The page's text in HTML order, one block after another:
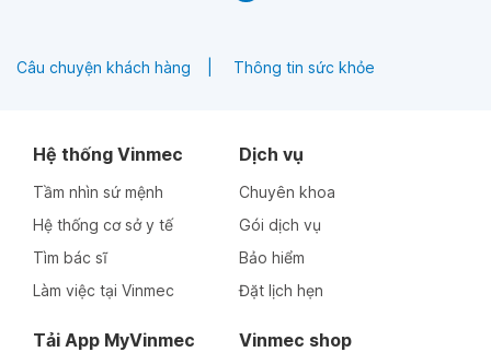
Câu chuyện khách hàng Thông tin sức khỏe
Hệ thống Vinmec
Tầm nhìn sứ mệnh
Hệ thống cơ sở y tế
Tìm bác sĩ
Làm việc tại Vinmec
Dịch vụ
Chuyên khoa
Gói dịch vụ
Bảo hiểm
Đặt lịch hẹn
Tải App MyVinmec Vinmec shop